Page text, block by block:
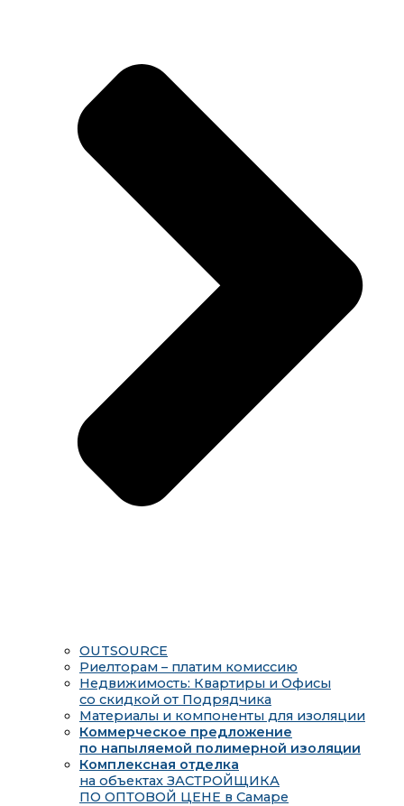
OUTSOURCE
Риелторам – платим комиссию
Недвижимость: Квартиры и Офисы
со скидкой от Подрядчика
Материалы и компоненты для изоляции
Коммерческое предложение
по напыляемой полимерной изоляции
Комплексная отделка
на объектах ЗАСТРОЙЩИКА
ПО ОПТОВОЙ ЦЕНЕ в Самаре